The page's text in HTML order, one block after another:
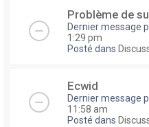
Problème de
Dernier message
1:29 pm
Posté dans
Ecwid
Dernier message
11:58 am
Posté dans